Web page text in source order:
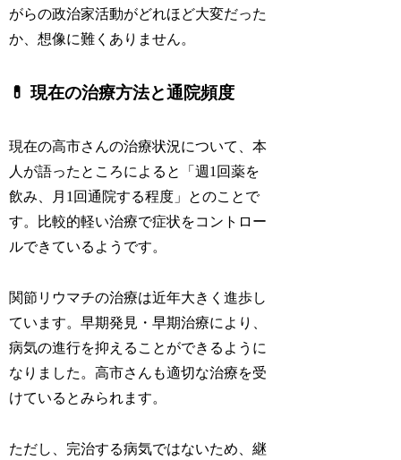
がらの政治家活動がどれほど大変だった
か、想像に難くありません。
💊 現在の治療方法と通院頻度
現在の高市さんの治療状況について、本
人が語ったところによると「週1回薬を
飲み、月1回通院する程度」とのことで
す。比較的軽い治療で症状をコントロー
ルできているようです。
関節リウマチの治療は近年大きく進歩し
ています。早期発見・早期治療により、
病気の進行を抑えることができるように
なりました。高市さんも適切な治療を受
けているとみられます。
ただし、完治する病気ではないため、継